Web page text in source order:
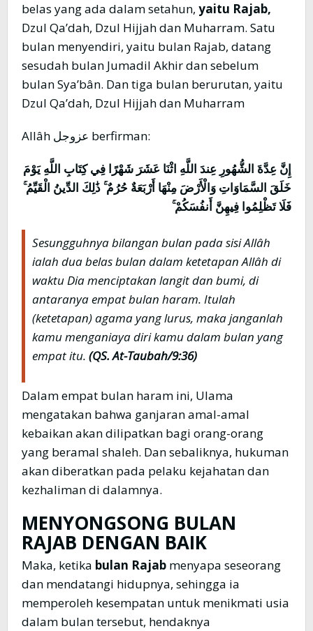
belas yang ada dalam setahun, yaitu Rajab,
Dzul Qa’dah, Dzul Hijjah dan Muharram. Satu
bulan menyendiri, yaitu bulan Rajab, datang
sesudah bulan Jumadil Akhir dan sebelum
bulan Sya’bân. Dan tiga bulan berurutan, yaitu
Dzul Qa’dah, Dzul Hijjah dan Muharram
Allâh عزوجل berfirman:
إِنَّ عِدَّةَ الشُّهُورِ عِندَ اللَّهِ اثْنَا عَشَرَ شَهْرًا فِي كِتَابِ اللَّهِ يَوْمَ
خَلَقَ السَّمَاوَاتِ وَالْأَرْضَ مِنْهَا أَرْبَعَةٌ حُرُمٌ ۚ ذَٰلِكَ الدِّينُ الْقَيِّمُ ۚ
فَلَا تَظْلِمُوا فِيهِنَّ أَنفُسَكُمْ ۚ
Sesungguhnya bilangan bulan pada sisi Allâh
ialah dua belas bulan dalam ketetapan Allâh di
waktu Dia menciptakan langit dan bumi, di
antaranya empat bulan haram. Itulah
(ketetapan) agama yang lurus, maka janganlah
kamu menganiaya diri kamu dalam bulan yang
empat itu. (QS. At-Taubah/9:36)
Dalam empat bulan haram ini, Ulama
mengatakan bahwa ganjaran amal-amal
kebaikan akan dilipatkan bagi orang-orang
yang beramal shaleh. Dan sebaliknya, hukuman
akan diberatkan pada pelaku kejahatan dan
kezhaliman di dalamnya.
MENYONGSONG BULAN
RAJAB DENGAN BAIK
Maka, ketika bulan Rajab menyapa seseorang
dan mendatangi hidupnya, sehingga ia
memperoleh kesempatan untuk menikmati usia
dalam bulan tersebut, hendaknya